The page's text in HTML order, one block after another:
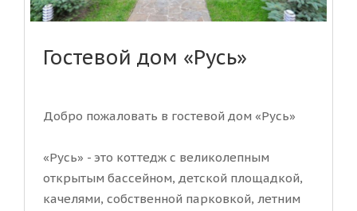
Гостевой дом «Русь»
Добро пожаловать в гостевой дом «Русь»
«Русь» - это коттедж с великолепным
открытым бассейном, детской площадкой,
качелями, собственной парковкой, летним